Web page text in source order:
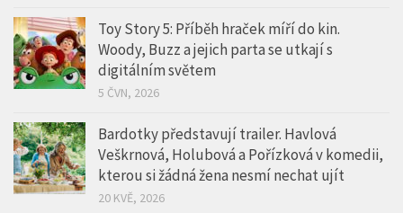
Toy Story 5: Příběh hraček míří do kin.
Woody, Buzz a jejich parta se utkají s
digitálním světem
5 ČVN, 2026
Bardotky představují trailer. Havlová
Veškrnová, Holubová a Pořízková v komedii,
kterou si žádná žena nesmí nechat ujít
20 KVĚ, 2026